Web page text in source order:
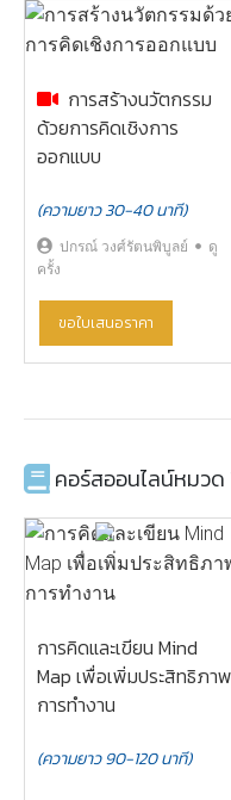
การสร้างนวัตกรรม
ด้วยการคิดเชิงการ
ออกแบบ
(ความยาว 30-40 นาที)
ปกรณ์ วงศ์รัตนพิบูลย์ ดู
ครั้ง
ขอใบเสนอราคา
คอร์สออนไลน์หมวด
การคิดและเขียน Mind
Map เพื่อเพิ่มประสิทธิภาพ
การทำงาน
(ความยาว 90-120 นาที)